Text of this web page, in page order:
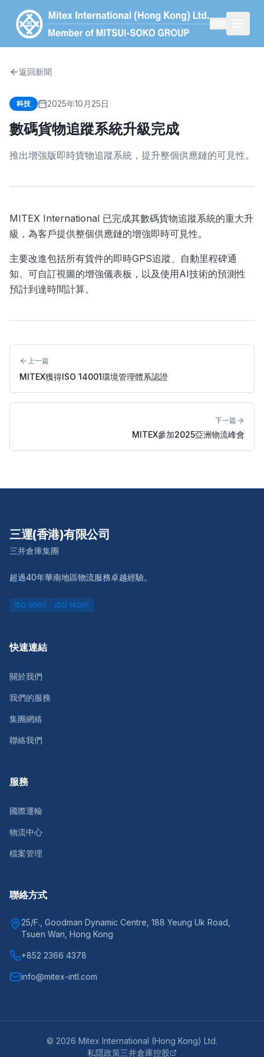
返回新聞
科技 2025年10月25日
數碼貨物追蹤系統升級完成
推出增強版即時貨物追蹤系統，提升整個供應鏈的可見性。
MITEX International 已完成其數碼貨物追蹤系統的重大升
級，為客戶提供整個供應鏈的增強即時可見性。
主要改進包括所有貨件的即時GPS追蹤、自動里程碑通
知、可自訂視圖的增強儀表板，以及使用AI技術的預測性
預計到達時間計算。
上一篇
MITEX獲得ISO 14001環境管理體系認證
下一篇
MITEX參加2025亞洲物流峰會
三運(香港)有限公司
三井倉庫集團
超過40年華南地區物流服務卓越經驗。
ISO 9001 ISO 14001
快速連結
關於我們
我們的服務
集團網絡
聯絡我們
服務
國際運輸
物流中心
檔案管理
聯絡方式
25/F., Goodman Dynamic Centre, 188 Yeung Uk Road,
Tsuen Wan, Hong Kong
+852 2366 4378
info@mitex-intl.com
© 2026 Mitex International (Hong Kong) Ltd.
私隱政策三井倉庫控股